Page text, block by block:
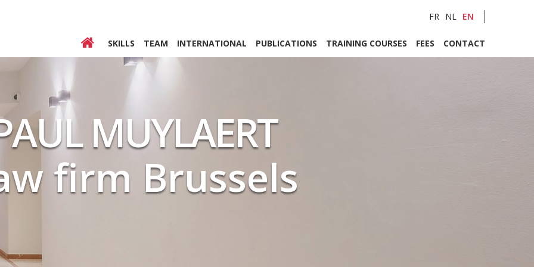
FR NL EN
SKILLS TEAM INTERNATIONAL PUBLICATIONS TRAINING COURSES FEES CONTACT
MUYLAERT
firm Brussels